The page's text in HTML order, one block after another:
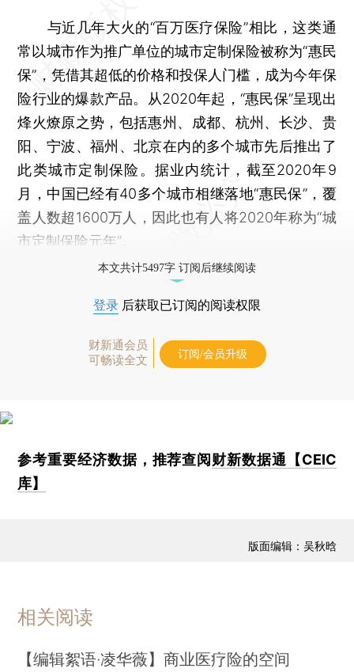
与近几年大火的“百万医疗保险”相比，这类通
常以城市作为推广单位的城市定制保险被称为“惠民
保”，凭借其超低的价格和投保人门槛，成为今年保
险行业的爆款产品。从2020年起，“惠民保”呈现出
烽火燎原之势，包括惠州、成都、杭州、长沙、贵
阳、宁波、福州、北京在内的多个城市先后推出了
此类城市定制保险。据业内统计，截至2020年9
月，中国已经有40多个城市相继落地“惠民保”，覆
盖人数超1600万人，因此也有人将2020年称为“城
市定制保险元年”。
本文共计5497字 订阅后继续阅读
登录 后获取已订阅的阅读权限
财新通会员
可畅读全文
订阅/会员升级
参考重要经济数据，推荐查阅财新数据通【CEIC
库】
版面编辑：吴秋晗
相关阅读
【编辑絮语·凌华薇】商业医疗险的空间